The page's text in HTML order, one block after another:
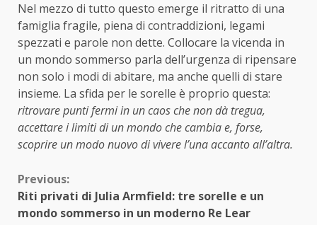
Nel mezzo di tutto questo emerge il ritratto di una
famiglia fragile, piena di contraddizioni, legami
spezzati e parole non dette. Collocare la vicenda in
un mondo sommerso parla dell’urgenza di ripensare
non solo i modi di abitare, ma anche quelli di stare
insieme. La sfida per le sorelle è proprio questa:
ritrovare punti fermi in un caos che non dà tregua,
accettare i limiti di un mondo che cambia e, forse,
scoprire un modo nuovo di vivere l’una accanto all’altra.
Continue
Reading
Previous:
Riti privati di Julia Armfield: tre sorelle e un
mondo sommerso in un moderno Re Lear